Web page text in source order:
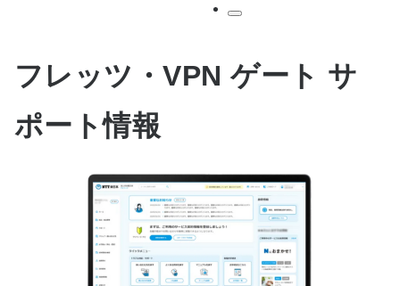
フレッツ・VPN ゲート サ
ポート情報